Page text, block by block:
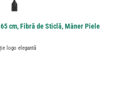
cm, Fibră de Sticlă, Mâner Piele
logo elegantă